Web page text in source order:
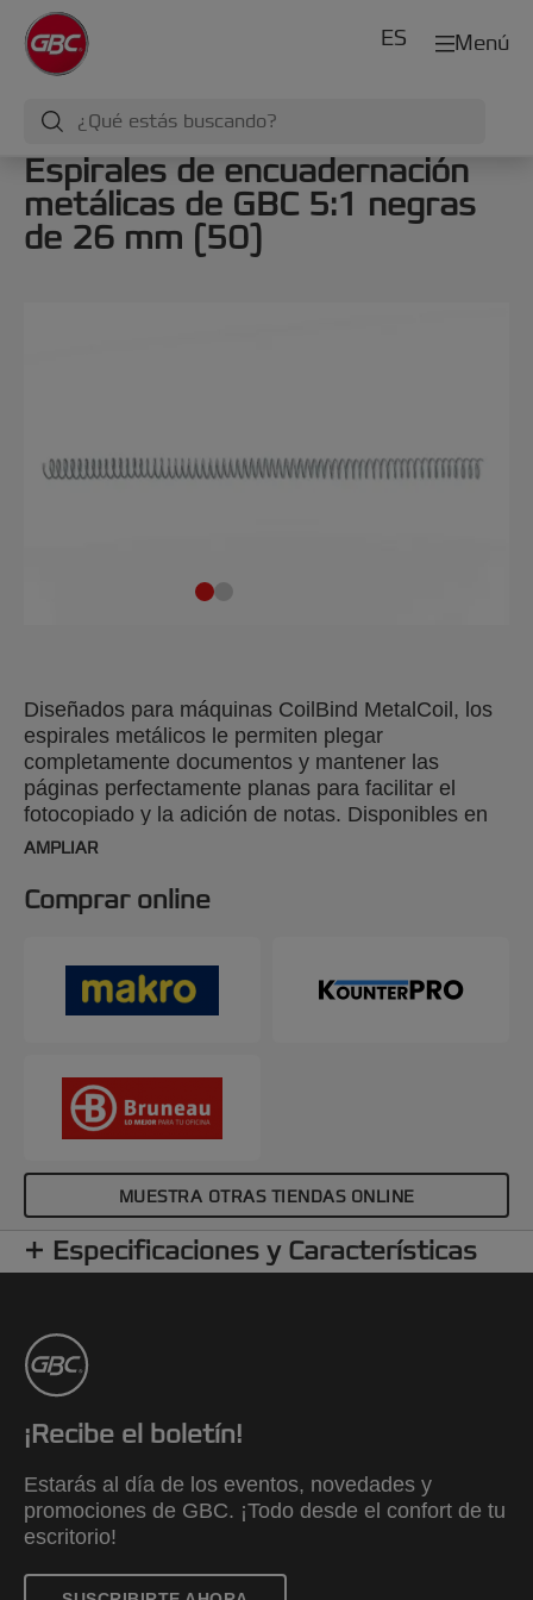
Menú
ES
Espirales de encuadernación
metálicas de GBC 5:1 negras
de 26 mm (50)
Diseñados para máquinas CoilBind MetalCoil, los
espirales metálicos le permiten plegar
completamente documentos y mantener las
páginas perfectamente planas para facilitar el
fotocopiado y la adición de notas. Disponibles en
varios tamaños hasta 450 hojas A4, ofrecen una
AMPLIAR
Comprar online
MUESTRA OTRAS TIENDAS ONLINE
Especificaciones y Características
¡Recibe el boletín!
Estarás al día de los eventos, novedades y
promociones de GBC. ¡Todo desde el confort de tu
escritorio!